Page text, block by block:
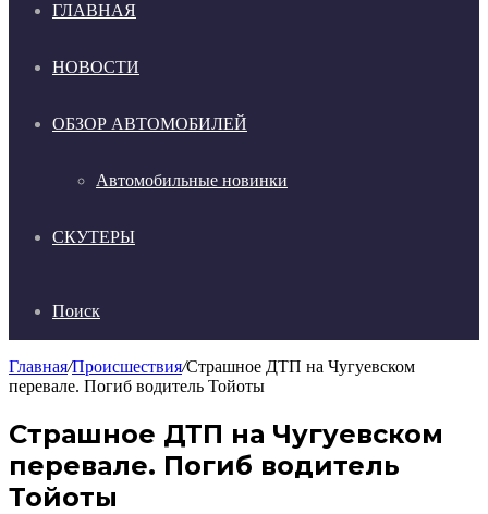
ГЛАВНАЯ
НОВОСТИ
ОБЗОР АВТОМОБИЛЕЙ
Автомобильные новинки
СКУТЕРЫ
Поиск
Главная/Происшествия/Страшное ДТП на Чугуевском
перевале. Погиб водитель Тойоты
Страшное ДТП на Чугуевском
перевале. Погиб водитель
Тойоты